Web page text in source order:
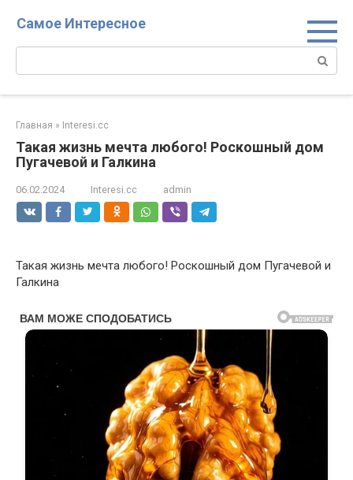
Самое Интересное
Поиск:
Главная » Interesi.cc
Такая жизнь мечта любого! Роскошный дом
Пугачевой и Галкина
06.02.2024 Interesi.cc admin
Такая жизнь мечта любого! Роскошный дом Пугачевой и
Галкина